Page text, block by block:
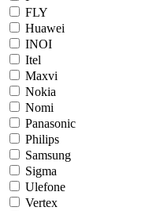
FLY
Huawei
INOI
Itel
Maxvi
Nokia
Nomi
Panasonic
Philips
Samsung
Sigma
Ulefone
Vertex